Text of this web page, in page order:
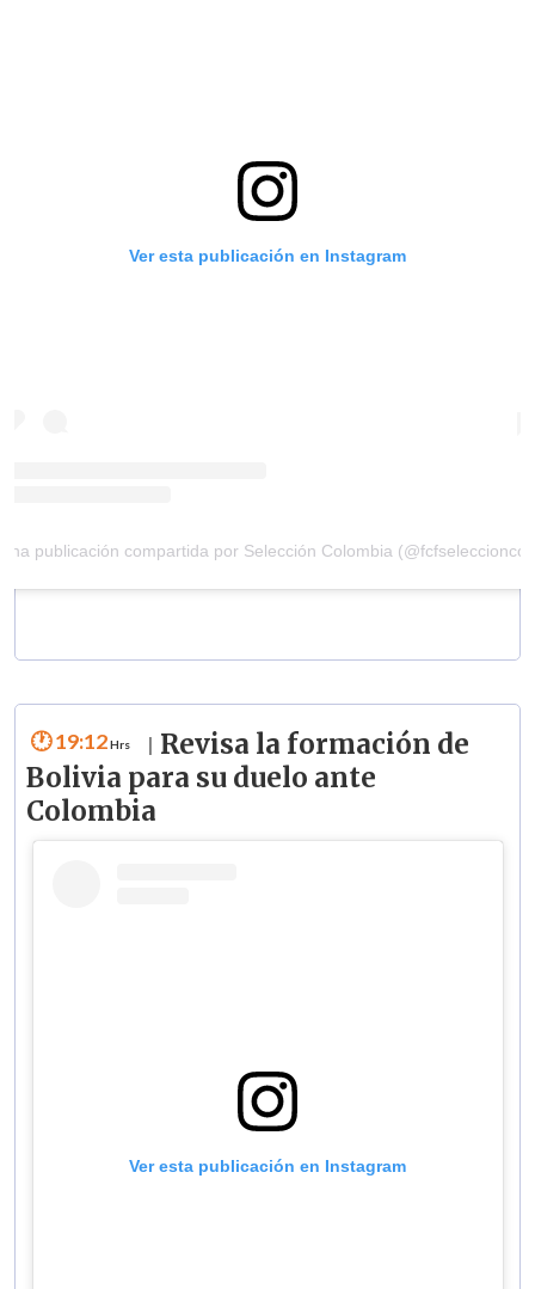
Ver esta publicación en Instagram
Una publicación compartida por Selección Colombia (@fcfseleccioncol)
19:12
Revisa la formación de
Bolivia para su duelo ante
Colombia
Ver esta publicación en Instagram